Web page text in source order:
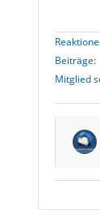
Beiträge
Mitglied